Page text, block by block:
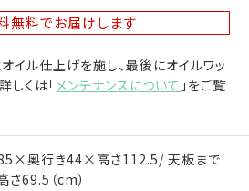
無料でお届けします
イル仕上げを施し、最後にオイルワッ
しくは「メンテナンスについて 」をご覧
奥行き44×高さ112.5/ 天板まで
さ69.5（cm）